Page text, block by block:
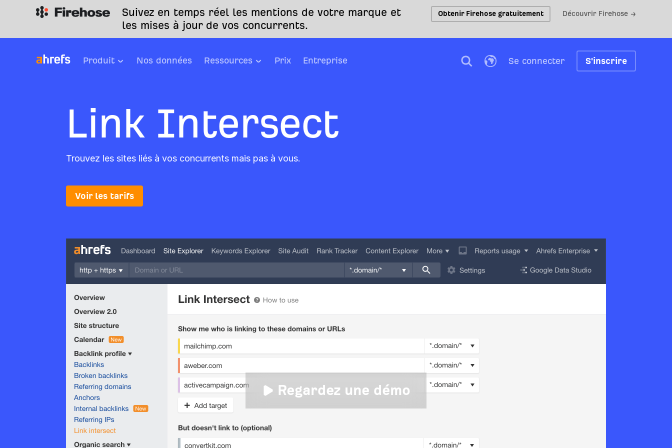
Suivez en temps réel les mentions de votre marque et
les mises à jour de vos concurrents.
Obtenir Firehose gratuitement Découvrir Firehose →
Produit Nos données Ressources Prix Entreprise Se connecter S'inscrire
Link Intersect
Trouvez les sites liés à vos concurrents mais pas à vous.
Voir les tarifs
Regardez une démo